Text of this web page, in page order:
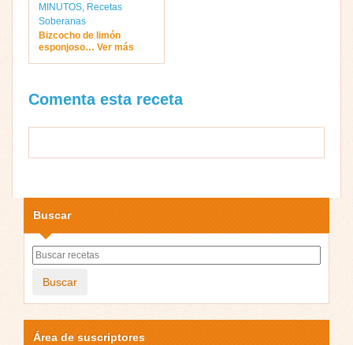
MINUTOS, Recetas
Soberanas
Bizcocho de limón
esponjoso… Ver más
Comenta esta receta
Buscar
Buscar
Área de suscriptores